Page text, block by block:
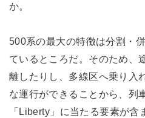
か。
500系の最大の特徴は分割・
ているところだ。そのため、
離したりし、多線区へ乗り入
な運行ができることから、列
「Liberty」に当たる要素が